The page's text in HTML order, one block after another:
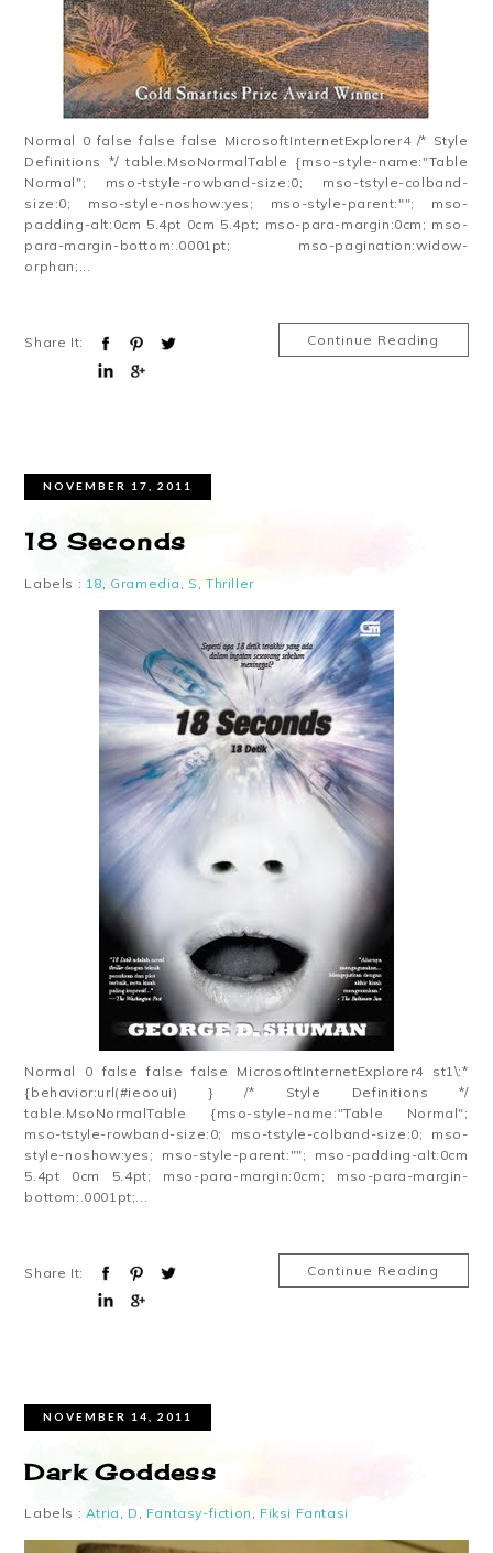
Normal 0 false false false MicrosoftInternetExplorer4 /* Style
Definitions */ table.MsoNormalTable {mso-style-name:"Table
Normal"; mso-tstyle-rowband-size:0; mso-tstyle-colband-
size:0; mso-style-noshow:yes; mso-style-parent:""; mso-
padding-alt:0cm 5.4pt 0cm 5.4pt; mso-para-margin:0cm; mso-
para-margin-bottom:.0001pt; mso-pagination:widow-
orphan;...
Share It: Continue Reading
NOVEMBER 17, 2011
18 Seconds
Labels : 18 Gramedia ,S ,Thriller
Normal 0 false false false MicrosoftInternetExplorer4 st1\:*
{behavior:url(#ieooui) } /* Style Definitions */
table.MsoNormalTable {mso-style-name:"Table Normal";
mso-tstyle-rowband-size:0; mso-tstyle-colband-size:0; mso-
style-noshow:yes; mso-style-parent:""; mso-padding-alt:0cm
5.4pt 0cm 5.4pt; mso-para-margin:0cm; mso-para-margin-
bottom:.0001pt;...
Share It: Continue Reading
NOVEMBER 14, 2011
Dark Goddess
Labels : Atria , D , Fantasy-fiction , Fiksi Fantasi